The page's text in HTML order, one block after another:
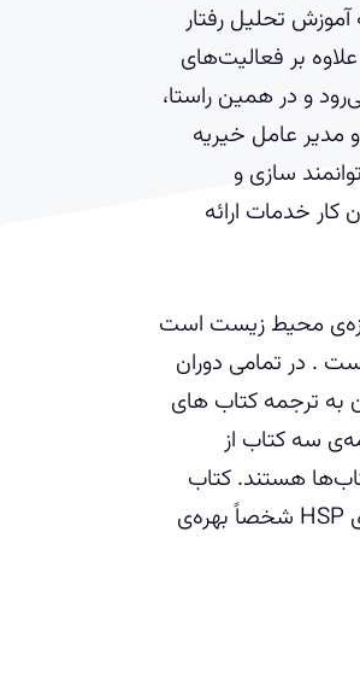
آموزش تحلیل رفتار
‌بر فعالیت‌های
و در همین راستا،
تا ۹۴، موسس و مدیر عامل خیریه
سازی و
کار خدمات ارائه
حوزه‌ی محیط زیست است
. در تمامی دوران
به ترجمه کتاب های
سه کتاب از
هستند. کتاب
هایی که خود اذعان دارد: ” به‌عنوان فردی HSP شخصاً بهره‌ی